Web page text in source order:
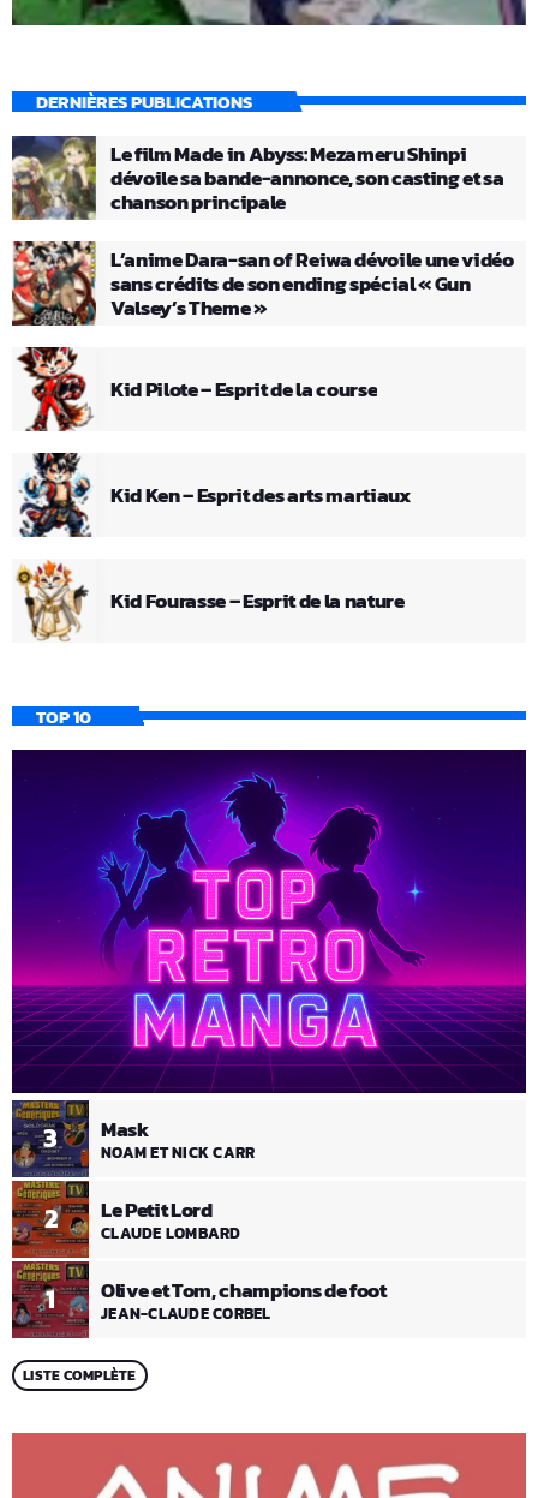
DERNIÈRES PUBLICATIONS
Le film Made in Abyss: Mezameru Shinpi
dévoile sa bande-annonce, son casting et sa
chanson principale
L’anime Dara-san of Reiwa dévoile une vidéo
sans crédits de son ending spécial « Gun
Valsey’s Theme »
Kid Pilote – Esprit de la course
Kid Ken – Esprit des arts martiaux
Kid Fourasse – Esprit de la nature
TOP 10
1 Olive et Tom, champions de foot
JEAN-CLAUDE CORBEL
2 Le Petit Lord
CLAUDE LOMBARD
3 Mask
NOAM ET NICK CARR
LISTE COMPLÈTE